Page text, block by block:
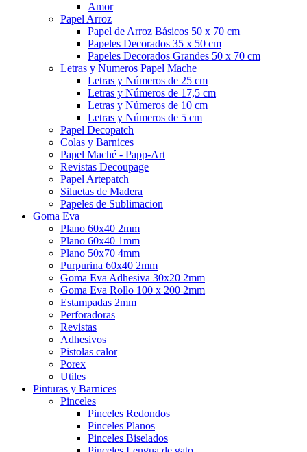
Amor
Papel Arroz
Papel de Arroz Básicos 50 x 70 cm
Papeles Decorados 35 x 50 cm
Papeles Decorados Grandes 50 x 70 cm
Letras y Numeros Papel Mache
Letras y Números de 25 cm
Letras y Números de 17,5 cm
Letras y Números de 10 cm
Letras y Números de 5 cm
Papel Decopatch
Colas y Barnices
Papel Maché - Papp-Art
Revistas Decoupage
Papel Artepatch
Siluetas de Madera
Papeles de Sublimacion
Goma Eva
Plano 60x40 2mm
Plano 60x40 1mm
Plano 50x70 4mm
Purpurina 60x40 2mm
Goma Eva Adhesiva 30x20 2mm
Goma Eva Rollo 100 x 200 2mm
Estampadas 2mm
Perforadoras
Revistas
Adhesivos
Pistolas calor
Porex
Utiles
Pinturas y Barnices
Pinceles
Pinceles Redondos
Pinceles Planos
Pinceles Biselados